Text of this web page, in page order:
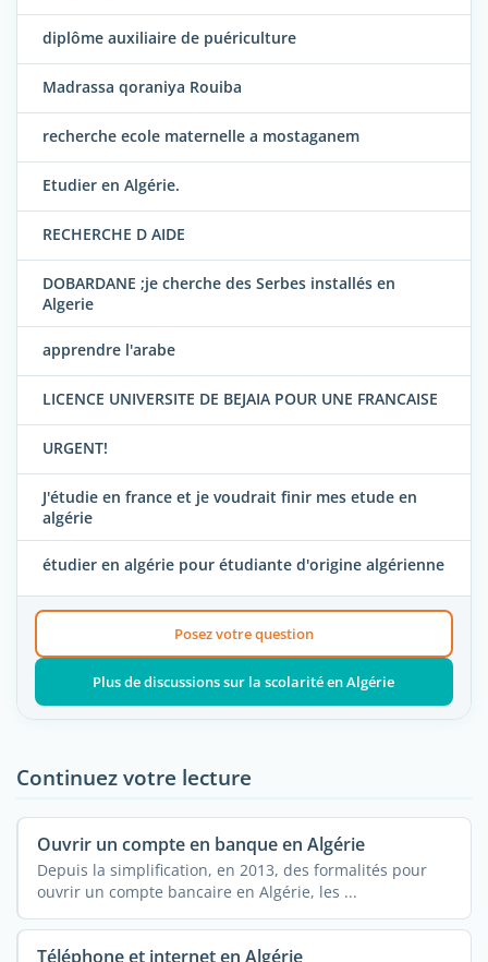
diplôme auxiliaire de puériculture
Madrassa qoraniya Rouiba
recherche ecole maternelle a mostaganem
Etudier en Algérie.
RECHERCHE D AIDE
DOBARDANE ;je cherche des Serbes installés en
Algerie
apprendre l'arabe
LICENCE UNIVERSITE DE BEJAIA POUR UNE FRANCAISE
URGENT!
J'étudie en france et je voudrait finir mes etude en
algérie
étudier en algérie pour étudiante d'origine algérienne
Posez votre question
Plus de discussions sur la scolarité en Algérie
Continuez votre lecture
Ouvrir un compte en banque en Algérie
Depuis la simplification, en 2013, des formalités pour
ouvrir un compte bancaire en Algérie, les ...
Téléphone et internet en Algérie